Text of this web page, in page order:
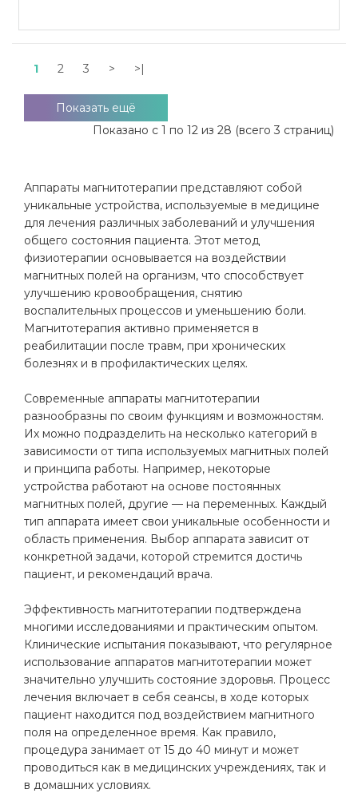
1 2 3 > >|
Показать ещё
Показано с 1 по 12 из 28 (всего 3 страниц)
Аппараты магнитотерапии представляют собой
уникальные устройства, используемые в медицине
для лечения различных заболеваний и улучшения
общего состояния пациента. Этот метод
физиотерапии основывается на воздействии
магнитных полей на организм, что способствует
улучшению кровообращения, снятию
воспалительных процессов и уменьшению боли.
Магнитотерапия активно применяется в
реабилитации после травм, при хронических
болезнях и в профилактических целях.
Современные аппараты магнитотерапии
разнообразны по своим функциям и возможностям.
Их можно подразделить на несколько категорий в
зависимости от типа используемых магнитных полей
и принципа работы. Например, некоторые
устройства работают на основе постоянных
магнитных полей, другие — на переменных. Каждый
тип аппарата имеет свои уникальные особенности и
область применения. Выбор аппарата зависит от
конкретной задачи, которой стремится достичь
пациент, и рекомендаций врача.
Эффективность магнитотерапии подтверждена
многими исследованиями и практическим опытом.
Клинические испытания показывают, что регулярное
использование аппаратов магнитотерапии может
значительно улучшить состояние здоровья. Процесс
лечения включает в себя сеансы, в ходе которых
пациент находится под воздействием магнитного
поля на определенное время. Как правило,
процедура занимает от 15 до 40 минут и может
проводиться как в медицинских учреждениях, так и
в домашних условиях.